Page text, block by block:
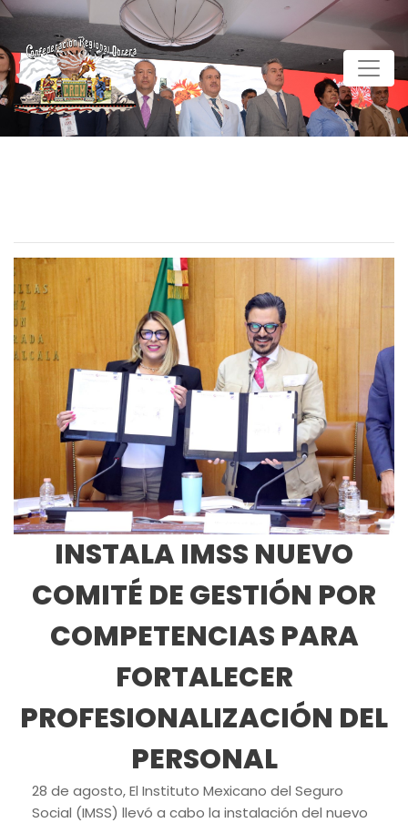
INSTALA IMSS NUEVO
COMITÉ DE GESTIÓN POR
COMPETENCIAS PARA
FORTALECER
PROFESIONALIZACIÓN DEL
PERSONAL
28 de agosto, El Instituto Mexicano del Seguro
Social (IMSS) llevó a cabo la instalación del nuevo